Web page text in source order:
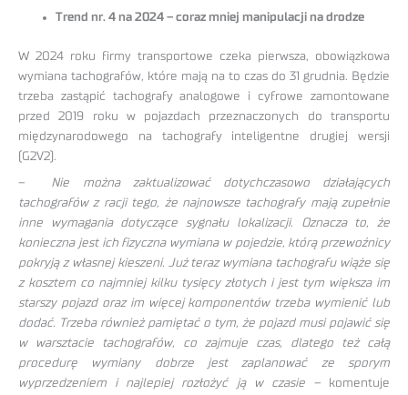
Trend nr. 4 na 2024 – coraz mniej manipulacji na drodze
W 2024 roku firmy transportowe czeka pierwsza, obowiązkowa
wymiana tachografów, które mają na to czas do 31 grudnia. Będzie
trzeba zastąpić tachografy analogowe i cyfrowe zamontowane
przed 2019 roku w pojazdach przeznaczonych do transportu
międzynarodowego na tachografy inteligentne drugiej wersji
(G2V2).
– Nie można zaktualizować dotychczasowo działających
tachografów z racji tego, że najnowsze tachografy mają zupełnie
inne wymagania dotyczące sygnału lokalizacji. Oznacza to, że
konieczna jest ich fizyczna wymiana w pojedzie, którą przewoźnicy
pokryją z własnej kieszeni. Już teraz wymiana tachografu wiąże się
z kosztem co najmniej kilku tysięcy złotych i jest tym większa im
starszy pojazd oraz im więcej komponentów trzeba wymienić lub
dodać. Trzeba również pamiętać o tym, że pojazd musi pojawić się
w warsztacie tachografów, co zajmuje czas, dlatego też całą
procedurę wymiany dobrze jest zaplanować ze sporym
wyprzedzeniem i najlepiej rozłożyć ją w czasie – komentuje